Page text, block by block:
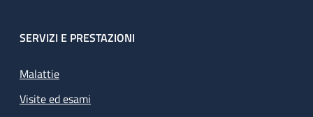
SERVIZI E PRESTAZIONI
Malattie
Visite ed esami